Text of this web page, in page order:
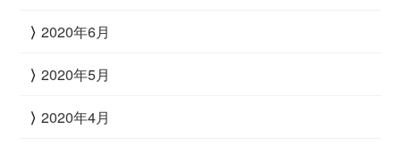
2020年6月
2020年5月
2020年4月